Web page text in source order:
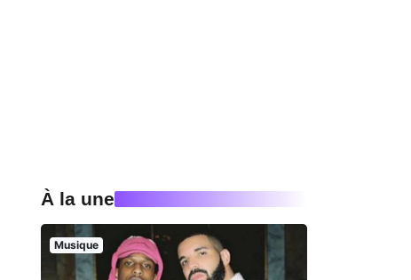
À la une
Musique